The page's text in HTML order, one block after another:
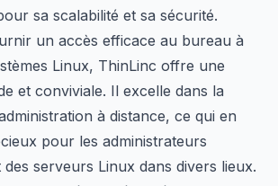
sa scalabilité et sa sécurité.
un accès efficace au bureau à
Linux, ThinLinc offre une
et conviviale. Il excelle dans la
à distance, ce qui en
pour les administrateurs
serveurs Linux dans divers lieux.